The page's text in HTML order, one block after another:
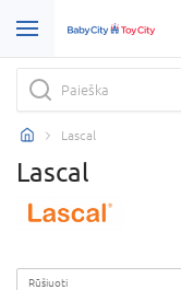
Lascal
Lascal
Rūšiuoti